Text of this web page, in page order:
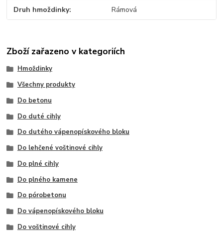
Druh hmoždinky Rámová
Zboží zařazeno v kategoriích
Hmoždinky
Všechny produkty
Do betonu
Do duté cihly
Do dutého vápenopískového bloku
Do lehčené voštinové cihly
Do plné cihly
Do plného kamene
Do pórobetonu
Do vápenopískového bloku
Do voštinové cihly